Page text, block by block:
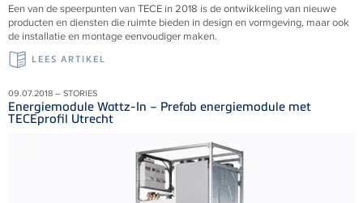
Een van de speerpunten van TECE in 2018 is de ontwikkeling van nieuwe
producten en diensten die ruimte bieden in design en vormgeving, maar ook
de installatie en montage eenvoudiger maken.
LEES ARTIKEL
09.07.2018 – STORIES
Energiemodule Wattz-In – Prefab energiemodule met
TECEprofil Utrecht